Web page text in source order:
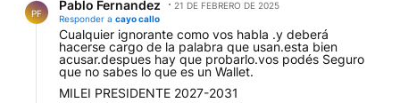
PF
Pablo Fernandez
21 DE FEBRERO DE 2025
Responder a cayo callo
Cualquier ignorante como vos habla .y deberá
hacerse cargo de la palabra que usan.esta bien
acusar.despues hay que probarlo.vos podés Seguro
que no sabes lo que es un Wallet.
MILEI PRESIDENTE 2027-2031